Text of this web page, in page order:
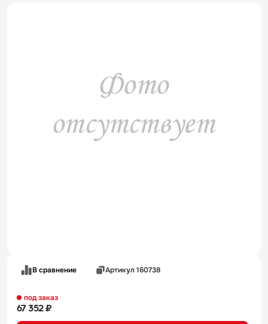
В сравнение Артикул 160738
под заказ
67 352 ₽